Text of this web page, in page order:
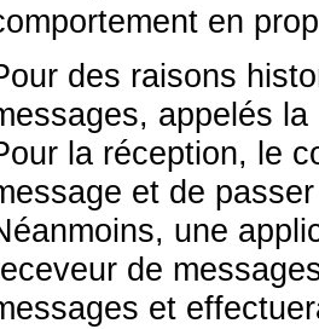
en
des raisons
appelés
la réception, le
et de
une
de
et